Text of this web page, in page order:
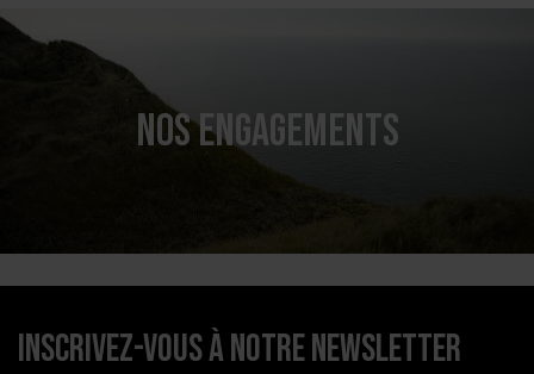
NOS ENGAGEMENTS
Inscrivez-vous à notre newsletter